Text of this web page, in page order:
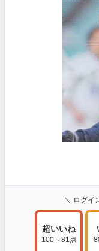
＼ ログイ
超いいね
100～81点